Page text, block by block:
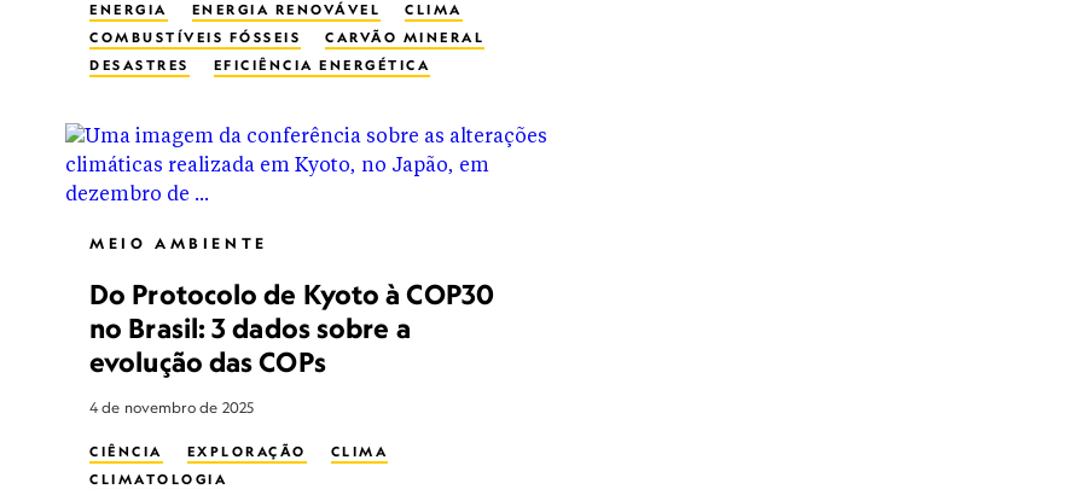
ENERGIA ENERGIA RENOVÁVEL
CLIMA
COMBUSTÍVEIS FÓSSEIS
CARVÃO MINERAL
DESASTRES
EFICIÊNCIA ENERGÉTICA
MEIO AMBIENTE
Do Protocolo de Kyoto à COP30
no Brasil: 3 dados sobre a
evolução das COPs
4 de novembro de 2025
CIÊNCIA EXPLORAÇÃO
CLIMA
CLIMATOLOGIA